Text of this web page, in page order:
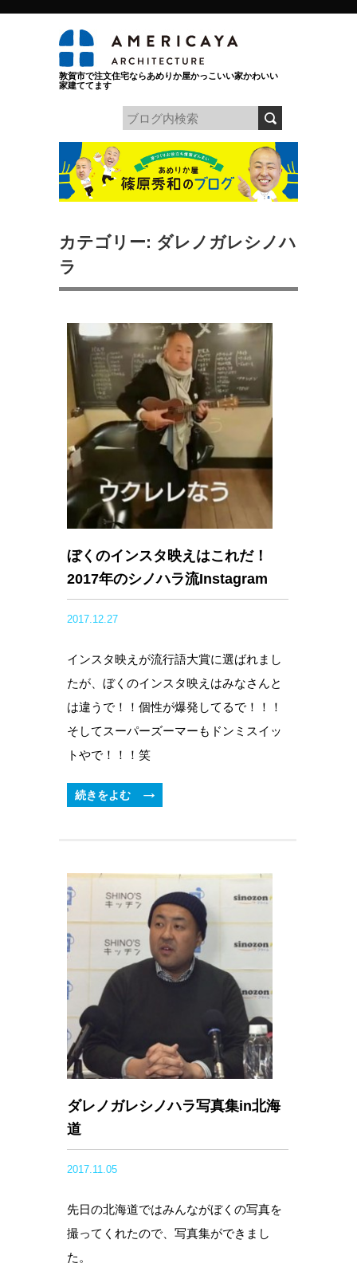
敦賀市で注文住宅ならあめりか屋かっこいい家かわいい
家建ててます
カテゴリー: ダレノガレシノハ
ラ
ぼくのインスタ映えはこれだ！
2017年のシノハラ流Instagram
2017.12.27
インスタ映えが流行語大賞に選ばれまし
たが、ぼくのインスタ映えはみなさんと
は違うで！！個性が爆発してるで！！！
そしてスーパーズーマーもドンミスイッ
トやで！！！笑
続きをよむ
ダレノガレシノハラ写真集in北海
道
2017.11.05
先日の北海道ではみんながぼくの写真を
撮ってくれたので、写真集ができまし
た。